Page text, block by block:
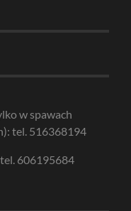
w spawach
tel. 516368194
606195684